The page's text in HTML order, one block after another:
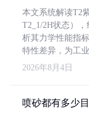
本文系统解读T2
T2_1/2H状态）
析其力学性能指
特性差异，为工
2026年8月4日
喷砂都有多少目